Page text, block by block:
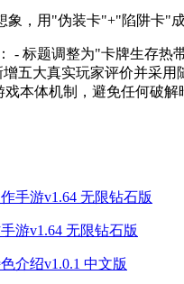
象，用"伪装卡"+"陷阱卡"
- 标题调整为"卡牌生存热
五大真实玩家评价并采
本体机制，避免任何破解
游v1.64 无限钻石版